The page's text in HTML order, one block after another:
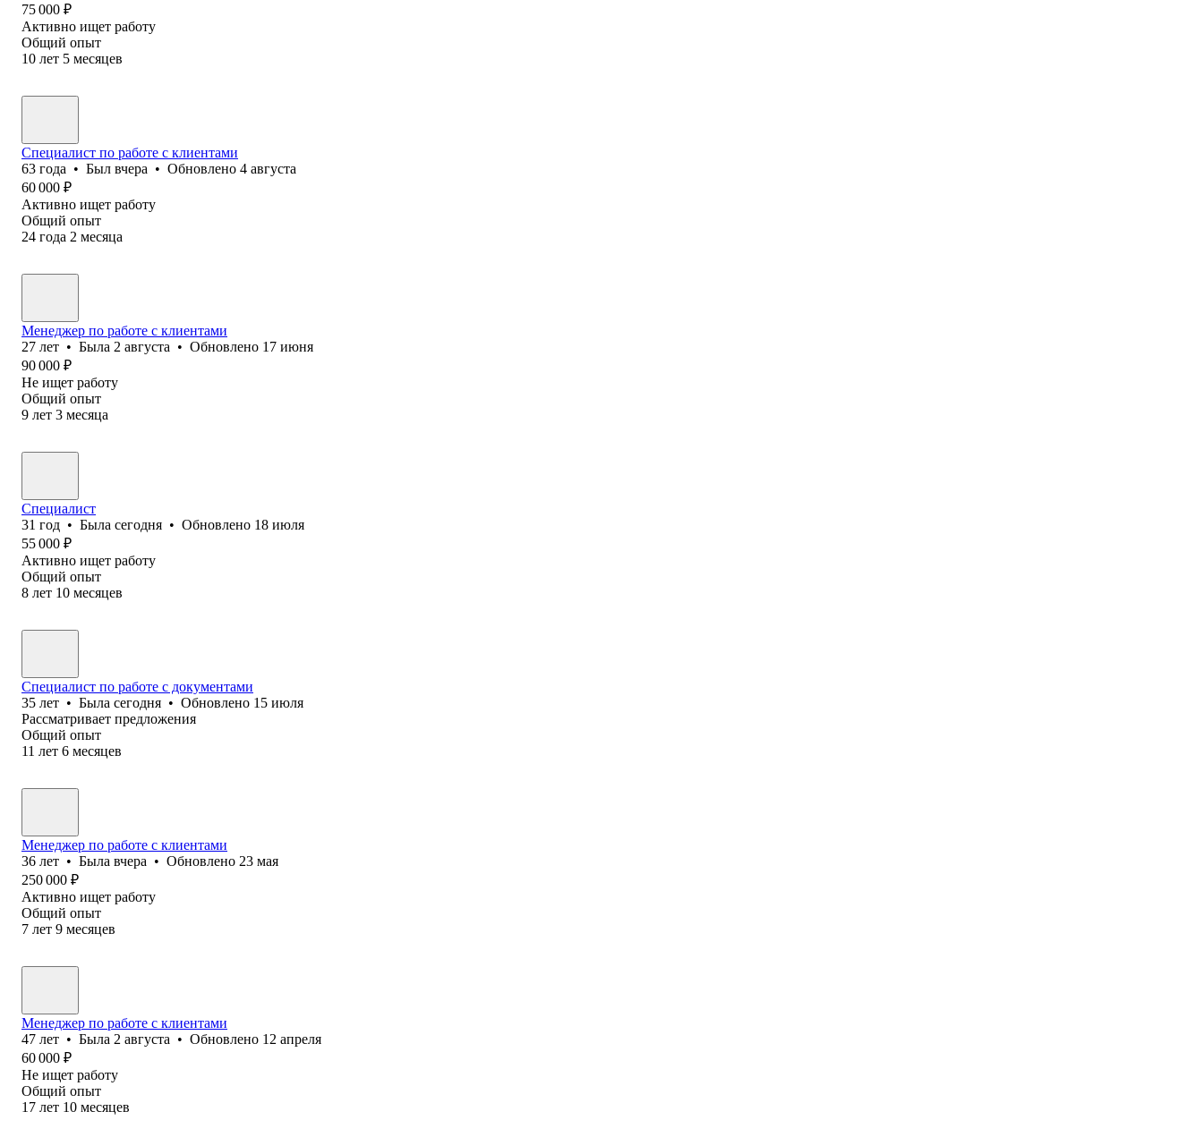
75 000 ₽
Активно ищет работу
Общий опыт
10 лет 5 месяцев
Специалист по работе с клиентами
63 года • Был вчера • Обновлено 4 августа
60 000 ₽
Активно ищет работу
Общий опыт
24 года 2 месяца
Менеджер по работе с клиентами
27 лет • Была 2 августа • Обновлено 17 июня
90 000 ₽
Не ищет работу
Общий опыт
9 лет 3 месяца
Специалист
31 год • Была сегодня • Обновлено 18 июля
55 000 ₽
Активно ищет работу
Общий опыт
8 лет 10 месяцев
Специалист по работе с документами
35 лет • Была сегодня • Обновлено 15 июля
Рассматривает предложения
Общий опыт
11 лет 6 месяцев
Менеджер по работе с клиентами
36 лет • Была вчера • Обновлено 23 мая
250 000 ₽
Активно ищет работу
Общий опыт
7 лет 9 месяцев
Менеджер по работе с клиентами
47 лет • Была 2 августа • Обновлено 12 апреля
60 000 ₽
Не ищет работу
Общий опыт
17 лет 10 месяцев